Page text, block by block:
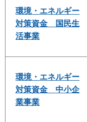
環境・エネルギー
対策資金 国民生
活事業
環境・エネルギー
対策資金 中小企
業事業